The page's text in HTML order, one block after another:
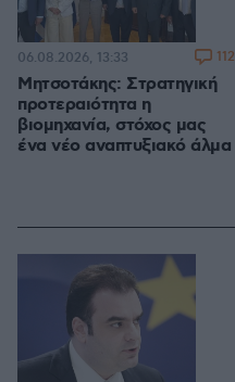
Μητσοτάκης: Στρατηγική
προτεραιότητα η
βιομηχανία, στόχος μας
ένα νέο αναπτυξιακό άλμα
06.08.2026, 13:33 112